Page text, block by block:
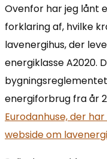
Ovenfor har jeg lånt
forklaring af, hvilke
lavenergihus, der
energiklasse A2020.
energiforbrug fra år
Eurodanhuse, der
webside om